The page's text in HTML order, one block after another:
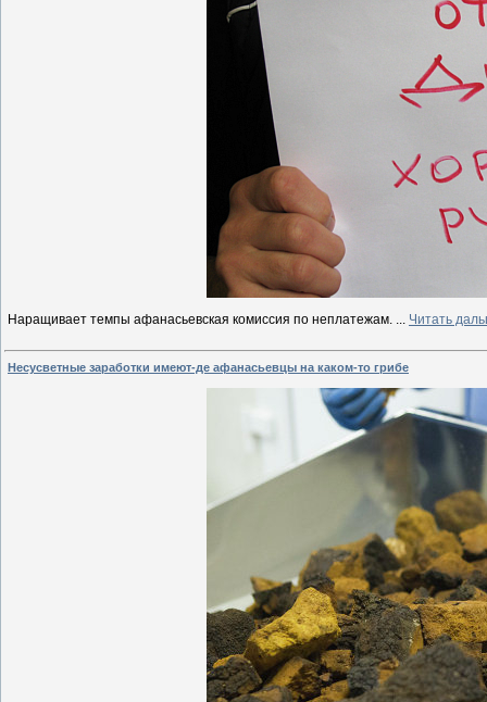
Наращивает темпы афанасьевская комиссия по неплатежам. ... Читать
Несусветные заработки имеют-де афанасьевцы на каком-то грибе